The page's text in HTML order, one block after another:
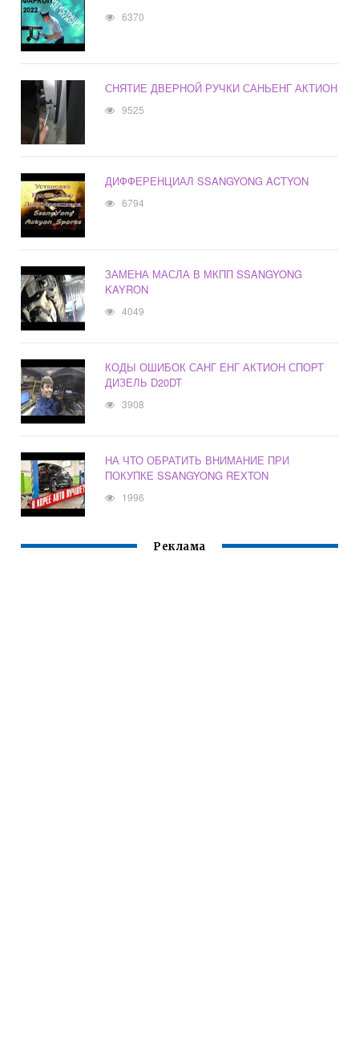
6370
СНЯТИЕ ДВЕРНОЙ РУЧКИ САНЬЕНГ АКТИОН
9525
ДИФФЕРЕНЦИАЛ SSANGYONG ACTYON
6794
ЗАМЕНА МАСЛА В МКПП SSANGYONG
KAYRON
4049
КОДЫ ОШИБОК САНГ ЕНГ АКТИОН СПОРТ
ДИЗЕЛЬ D20DT
3908
НА ЧТО ОБРАТИТЬ ВНИМАНИЕ ПРИ
ПОКУПКЕ SSANGYONG REXTON
1996
Реклама